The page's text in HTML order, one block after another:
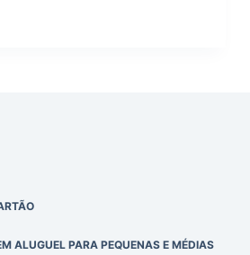
ALUGUEL PARA PEQUENAS E MÉDIAS